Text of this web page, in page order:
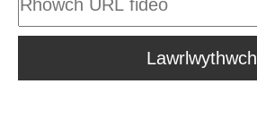
Lawrlwythwch